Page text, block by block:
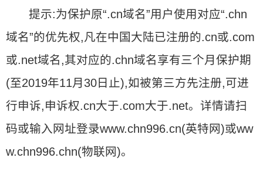
提示:为保护原“.cn域名”用户使用对应“.chn
域名”的优先权,凡在中国大陆已注册的.cn或.com
或.net域名,其对应的.chn域名享有三个月保护期
(至2019年11月30日止),如被第三方先注册,可进
行申诉,申诉权.cn大于.com大于.net。详情请扫
码或输入网址登录www.chn996.cn(英特网)或ww
w.chn996.chn(物联网)。